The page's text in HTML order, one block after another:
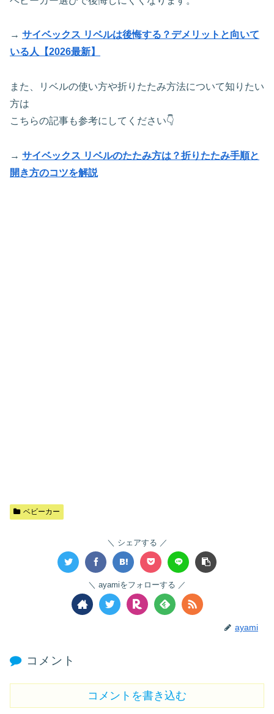
→ サイベックス リベルは後悔する？デメリットと向いて
いる人【2026最新】
また、リベルの使い方や折りたたみ方法について知りたい
方は
こちらの記事も参考にしてください👇
→ サイベックス リベルのたたみ方は？折りたたみ手順と
開き方のコツを解説
ベビーカー
シェアする
ayamiをフォローする
ayami
コメント
コメントを書き込む